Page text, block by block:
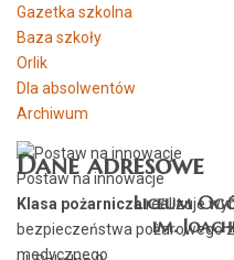
Postaw na innowacje
Klasa pożarniczarealizuje
bezpieczeństwa pożarowego
medycznego
Gazetka szkolna
Baza szkoły
Orlik
Dla absolwentów
Archiwum
Dane adresowe
Liceum
im.